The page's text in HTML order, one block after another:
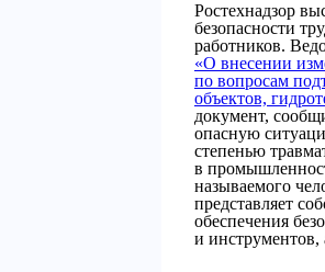
Ростехнадзор
безопасности
работников.
«О внесении
по вопросам
объектов,
документ,
опасную
степенью
в
называемого
представляет
обеспечения
и